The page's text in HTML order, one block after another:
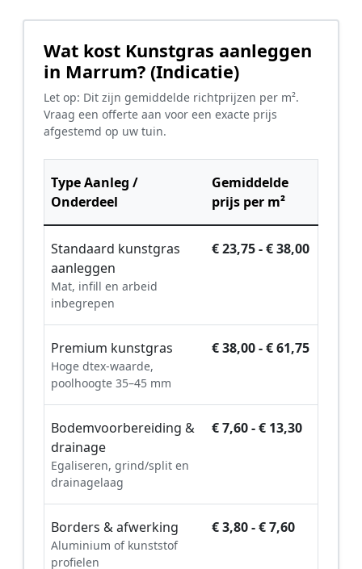
Wat kost Kunstgras aanleggen
in Marrum? (Indicatie)
Let op: Dit zijn gemiddelde richtprijzen per m².
Vraag een offerte aan voor een exacte prijs
afgestemd op uw tuin.
Type Aanleg /
Onderdeel
Gemiddelde
prijs per m²
Standaard kunstgras
aanleggen
Mat, infill en arbeid
inbegrepen
€ 23,75 - € 38,00
Premium kunstgras
Hoge dtex-waarde,
poolhoogte 35–45 mm
€ 38,00 - € 61,75
Bodemvoorbereiding &
drainage
Egaliseren, grind/split en
drainagelaag
€ 7,60 - € 13,30
Borders & afwerking
Aluminium of kunststof
profielen
€ 3,80 - € 7,60